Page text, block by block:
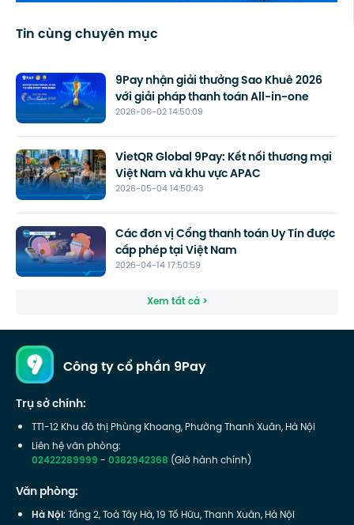
Tin cùng chuyên mục
2026-06-02 14:50:09
9Pay nhận giải thưởng Sao Khuê 2026
với giải pháp thanh toán All-in-one
2026-05-04 14:50:43
VietQR Global 9Pay: Kết nối thương mại
Việt Nam và khu vực APAC
2026-04-14 17:50:59
Các đơn vị Cổng thanh toán Uy Tín được
cấp phép tại Việt Nam
Xem tất cả >
Công ty cổ phần 9Pay
Trụ sở chính:
TT1-12 Khu đô thị Phùng Khoang, Phường Thanh Xuân, Hà Nội
Liên hệ văn phòng:
02422289999-0382942368 (Giờ hành chính)
Văn phòng:
Hà Nội: Tầng 2, Toà Tây Hà, 19 Tố Hữu, Thanh Xuân, Hà Nội